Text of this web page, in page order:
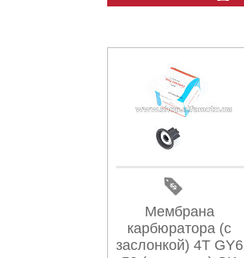
Мембрана
карбюратора (с
заслонкой) 4T GY6